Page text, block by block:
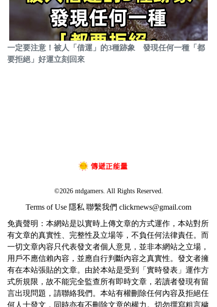
一定要注意！被人「借運」的3種跡象 發現任何一種「都
要拒絕」好運立刻回來
©2026 ntdgamers. All Rights Reserved.
Terms of Use 隱私 聯繫我們 clickrnews@gmail.com
免責聲明：本網站是以實時上傳文章的方式運作，本站對所
有文章的真實性、完整性及立場等，不負任何法律責任。而
一切文章內容只代表發文者個人意見，並非本網站之立場，
用戶不應信賴內容，並應自行判斷內容之真實性。發文者擁
有在本站張貼的文章。由於本站是受到「實時發表」運作方
式所規限，故不能完全監查所有即時文章，若讀者發現有留
言出現問題，請聯絡我們。本站有權刪除任何內容及拒絕任
何人士發文，同時亦有不刪除文章的權力。切勿撰寫粗言穢